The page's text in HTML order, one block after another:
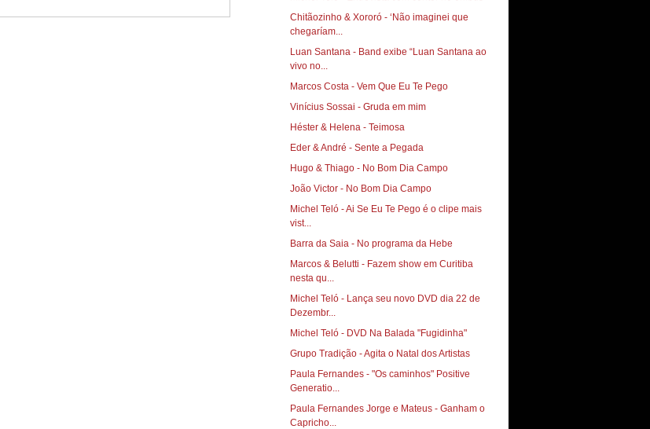
Chitãozinho & Xororó - ‘Não imaginei que
chegaríam...
Luan Santana - Band exibe “Luan Santana ao
vivo no...
Marcos Costa - Vem Que Eu Te Pego
Vinícius Sossai - Gruda em mim
Héster & Helena - Teimosa
Eder & André - Sente a Pegada
Hugo & Thiago - No Bom Dia Campo
João Victor - No Bom Dia Campo
Michel Teló - Ai Se Eu Te Pego é o clipe mais
vist...
Barra da Saia - No programa da Hebe
Marcos & Belutti - Fazem show em Curitiba
nesta qu...
Michel Teló - Lança seu novo DVD dia 22 de
Dezembr...
Michel Teló - DVD Na Balada "Fugidinha"
Grupo Tradição - Agita o Natal dos Artistas
Paula Fernandes - "Os caminhos" Positive
Generatio...
Paula Fernandes Jorge e Mateus - Ganham o
Capricho...